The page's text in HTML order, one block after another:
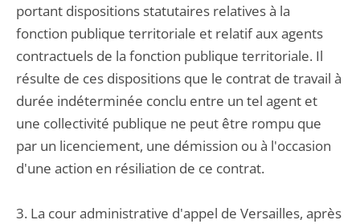
portant dispositions statutaires relatives à la
fonction publique territoriale et relatif aux agents
contractuels de la fonction publique territoriale. Il
résulte de ces dispositions que le contrat de travail à
durée indéterminée conclu entre un tel agent et
une collectivité publique ne peut être rompu que
par un licenciement, une démission ou à l'occasion
d'une action en résiliation de ce contrat.
3. La cour administrative d'appel de Versailles, après